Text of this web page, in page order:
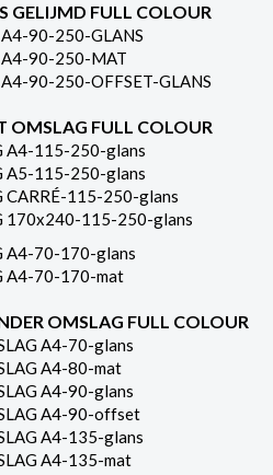
GELIJMD FULL COLOUR
A4-90-250-GLANS
A4-90-250-MAT
90-250-OFFSET-GLANS
OMSLAG FULL COLOUR
A4-115-250-glans
A5-115-250-glans
CARRÉ-115-250-glans
170x240-115-250-glans
A4-70-170-glans
A4-70-170-mat
OMSLAG FULL COLOUR
A4-70-glans
A4-80-mat
A4-90-glans
A4-90-offset
A4-135-glans
A4-135-mat